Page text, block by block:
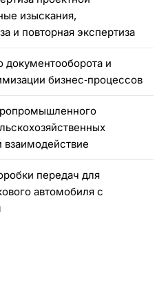
изыскания,
и повторная экспертиза
документооборота и
бизнес‑процессов
взаимодействие
передач для
автомобиля с